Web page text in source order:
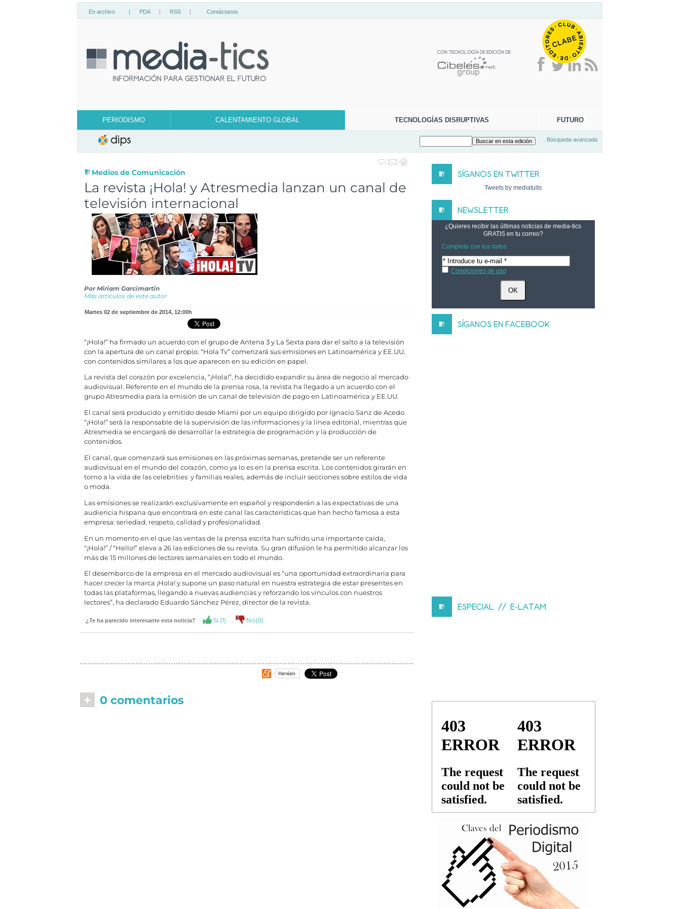
En archivo | PDA | RSS | Contáctanos
PERIODISMO CALENTAMIENTO GLOBAL TECNOLOGÍAS DISRUPTIVAS FUTURO
Búsqueda avanzada
Medios de Comunicación
La revista ¡Hola! y Atresmedia lanzan un canal de
televisión internacional
PorMiriam Garcimartin
Más artículos de este autor
martes 02 de septiembre de 2014, 12:00h
“¡Hola!” ha firmado un acuerdo con el grupo de Antena 3 y La Sexta para dar el salto a la televisión
con la apertura de un canal propio. “Hola Tv” comenzará sus emisiones en Latinoamérica y EE.UU.
con contenidos similares a los que aparecen en su edición en papel.
La revista del corazón por excelencia, “¡Hola!”, ha decidido expandir su área de negocio al mercado
audiovisual. Referente en el mundo de la prensa rosa, la revista ha llegado a un acuerdo con el
grupo Atresmedia para la emisión de un canal de televisión de pago en Latinoamérica y EE.UU.
El canal será producido y emitido desde Miami por un equipo dirigido por Ignacio Sanz de Acedo.
“¡Hola!” será la responsable de la supervisión de las informaciones y la línea editorial, mientras que
Atresmedia se encargará de desarrollar la estrategia de programación y la producción de
contenidos.
El canal, que comenzará sus emisiones en las próximas semanas, pretende ser un referente
audiovisual en el mundo del corazón, como ya lo es en la prensa escrita. Los contenidos girarán en
torno a la vida de las celebrities y familias reales, además de incluir secciones sobre estilos de vida
o moda.
Las emisiones se realizarán exclusivamente en español y responderán a las expectativas de una
audiencia hispana que encontrará en este canal las características que han hecho famosa a esta
empresa: seriedad, respeto, calidad y profesionalidad.
En un momento en el que las ventas de la prensa escrita han sufrido una importante caída,
“¡Hola!” / “Hello!” eleva a 26 las ediciones de su revista. Su gran difusión le ha permitido alcanzar los
más de 15 millones de lectores semanales en todo el mundo.
El desembarco de la empresa en el mercado audiovisual es “una oportunidad extraordinaria para
hacer crecer la marca ¡Hola! y supone un paso natural en nuestra estrategia de estar presentes en
todas las plataformas, llegando a nuevas audiencias y reforzando los vínculos con nuestros
lectores”, ha declarado Eduardo Sánchez Pérez, director de la revista.
¿Te ha parecido interesante esta noticia? Si (1) No(0)
+ 0 comentarios
Tweets by mediatuits
¿Quieres recibir las últimas noticias de media-tics
GRATISen tu correo?
Completa con tus datos
Condiciones de uso